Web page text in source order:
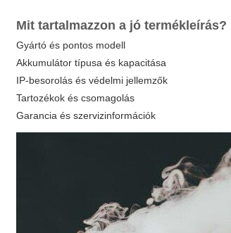
Mit tartalmazzon a jó termékleírás?
Gyártó és pontos modell
Akkumulátor típusa és kapacitása
IP-besorolás és védelmi jellemzők
Tartozékok és csomagolás
Garancia és szervizinformációk